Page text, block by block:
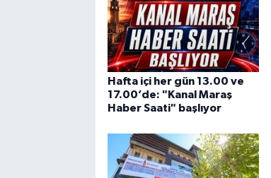
Hafta içi her gün 13.00 ve
17.00’de: "Kanal Maraş
Haber Saati" başlıyor